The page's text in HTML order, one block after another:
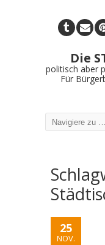
Die
politisch aber
Für
25
NOV.